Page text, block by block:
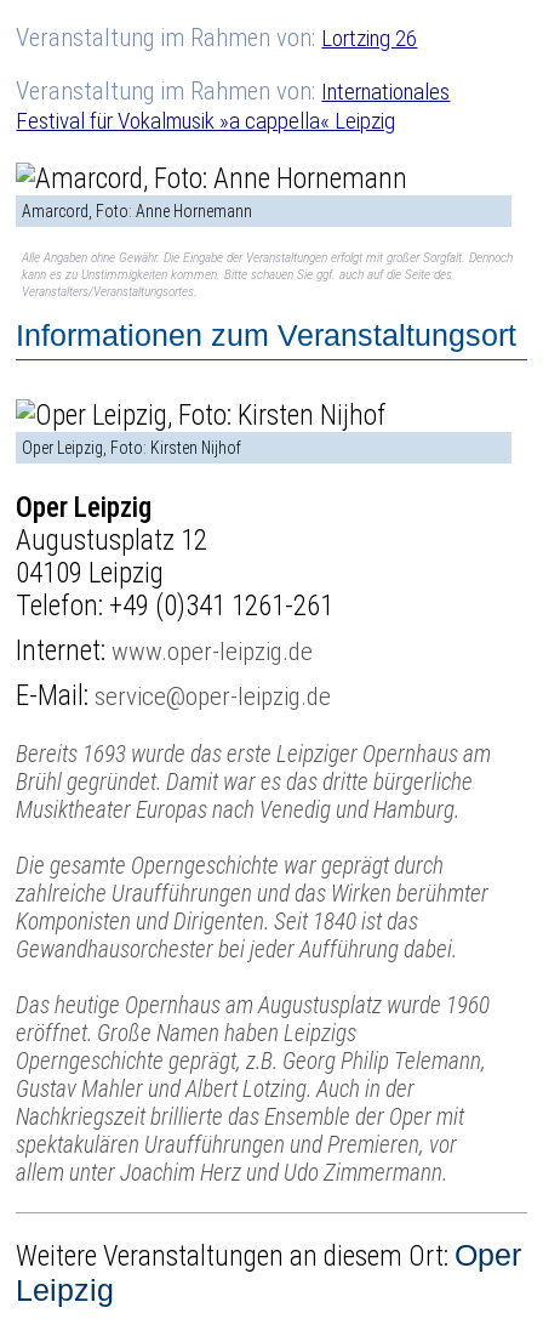
Veranstaltung im Rahmen von: Lortzing 26
Veranstaltung im Rahmen von: Internationales
Festival für Vokalmusik »a cappella« Leipzig
Amarcord, Foto: Anne Hornemann
Alle Angaben ohne Gewähr. Die Eingabe der Veranstaltungen erfolgt mit großer Sorgfalt. Dennoch
kann es zu Unstimmigkeiten kommen. Bitte schauen Sie ggf. auch auf die Seite des
Veranstalters/Veranstaltungsortes.
Informationen zum Veranstaltungsort
Oper Leipzig, Foto: Kirsten Nijhof
Oper Leipzig
Augustusplatz 12
04109 Leipzig
Telefon: +49 (0)341 1261-261
Internet:www.oper-leipzig.de
E-Mail: service@oper-leipzig.de
Bereits 1693 wurde das erste Leipziger Opernhaus am
Brühl gegründet. Damit war es das dritte bürgerliche
Musiktheater Europas nach Venedig und Hamburg.
Die gesamte Operngeschichte war geprägt durch
zahlreiche Uraufführungen und das Wirken berühmter
Komponisten und Dirigenten. Seit 1840 ist das
Gewandhausorchester bei jeder Aufführung dabei.
Das heutige Opernhaus am Augustusplatz wurde 1960
eröffnet. Große Namen haben Leipzigs
Operngeschichte geprägt, z.B. Georg Philip Telemann,
Gustav Mahler und Albert Lotzing. Auch in der
Nachkriegszeit brillierte das Ensemble der Oper mit
spektakulären Uraufführungen und Premieren, vor
allem unter Joachim Herz und Udo Zimmermann.
Weitere Veranstaltungen an diesem Ort: Oper
Leipzig